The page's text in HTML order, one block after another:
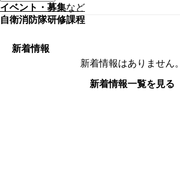
イベント・募集など
自衛消防隊研修課程
新着情報
新着情報はありません。
新着情報一覧を見る